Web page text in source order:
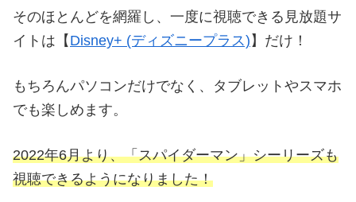
そのほとんどを網羅し、一度に視聴できる見放題サ
イトは【 Disney+ (ディズニープラス) 】だけ！
もちろんパソコンだけでなく、タブレットやスマホ
でも楽しめます。
2022年6月より、「スパイダーマン」シーリーズも
視聴できるようになりました！